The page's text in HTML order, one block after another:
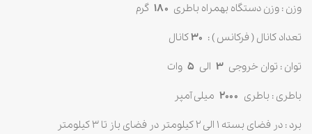
وزن : وزن دستگاه بهمراه باطری ۱۸۰ گرم
تعداد کانال ( فرکانس ) : 30کانال
توان : توان خروجی ۳ الی وات
باطری : باطری ۲۰۰۰ میلی آمپر
برد : در فضای بسته 1 الی 2 کیلومتر در فضای باز تا 3 کیلومتر